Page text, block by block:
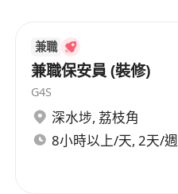
兼職
兼職保安員 (裝修)
G4S
深水埗, 荔枝角
8小時以上/天, 2天/週